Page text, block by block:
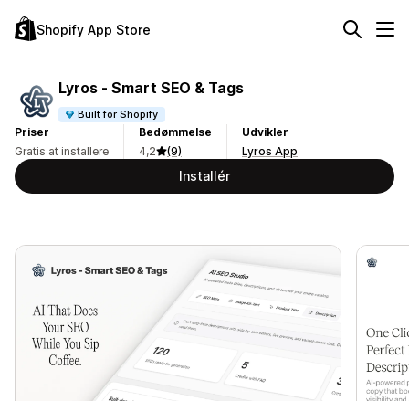
Shopify App Store
Lyros ‑ Smart SEO & Tags
Built for Shopify
Priser
Gratis at installere
Bedømmelse
4,2
(9)
Udvikler
Lyros App
Installér